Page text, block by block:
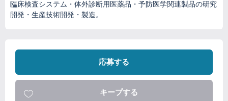
臨床検査システム・体外診断用医薬品・予防医学関連製品の研究
開発・生産技術開発・製造。
応募する
キープする